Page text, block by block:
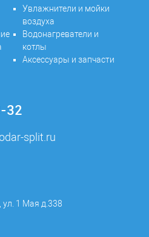
Увлажнители и мойки
воздуха
Водонагреватели и
котлы
Аксессуары и запчасти
32
split.ru
ул. 1 Мая д.338